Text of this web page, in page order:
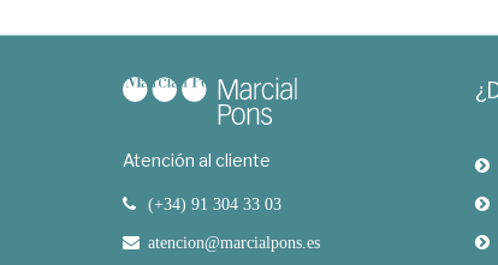
Atención al cliente
(+34) 91 304 33 03
atencion@marcialpons.es